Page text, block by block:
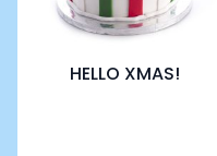
ki
HELLO XMAS!